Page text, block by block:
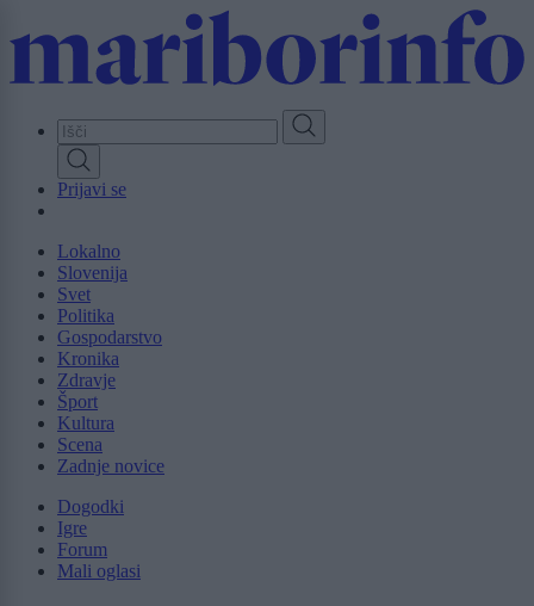
to
content
Prijavi se
Lokalno
Slovenija
Svet
Politika
Gospodarstvo
Kronika
Zdravje
Šport
Kultura
Scena
Zadnje novice
Dogodki
Igre
Forum
Mali oglasi